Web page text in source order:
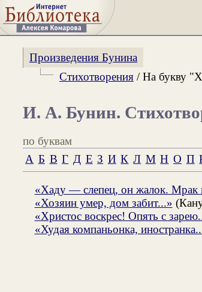
Произведения Бунина
Стихотворения/ На букву
И. А. Бунин.
по буквам
А Б В Г Д Е З И К Л М Н О П
«Хаду — слепец, он жалок. Мрак
«Хозяин умер, дом забит...»
«Христос воскрес! Опять с
«Худая компаньонка,